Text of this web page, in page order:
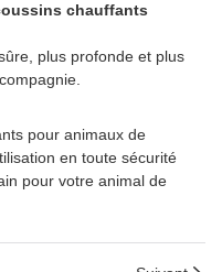
chauffants
plus profonde et plus
pour animaux de
en toute sécurité
pour votre animal de